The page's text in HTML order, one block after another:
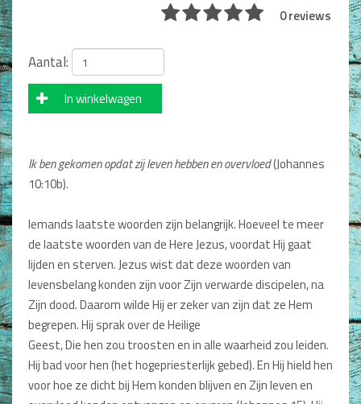
Kinderbijbels
Voorlezen
Zelf lezen
Doeboeken
Cadeauboeken
Gideonietjes
Dagboeken
Gebed
Bijbel en Wetenschap
Alphacursus
Vervolgde kerk
0 reviews
Aantal:
In winkelwagen
Ik ben gekomen opdat zij leven hebben en overvloed(Johannes
10:10b).
Iemands laatste woorden zijn belangrijk. Hoeveel te meer
de laatste woorden van de Here Jezus, voordat Hij gaat
lijden en sterven. Jezus wist dat deze woorden van
levensbelang konden zijn voor Zijn verwarde discipelen, na
Zijn dood. Daarom wilde Hij er zeker van zijn dat ze Hem
begrepen. Hij sprak over de Heilige
Geest, Die hen zou troosten en in alle waarheid zou leiden.
Hij bad voor hen (het hogepriesterlijk gebed). En Hij hield hen
voor hoe ze dicht bij Hem konden blijven en Zijn leven en